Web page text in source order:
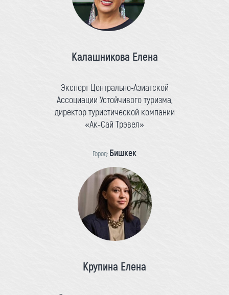
Калашникова Елена
Эксперт Центрально-Азиатской
Ассоциации Устойчивого туризма,
директор туристической компании
«Ак-Сай Трэвел»
Город: Бишкек
Крупина Елена